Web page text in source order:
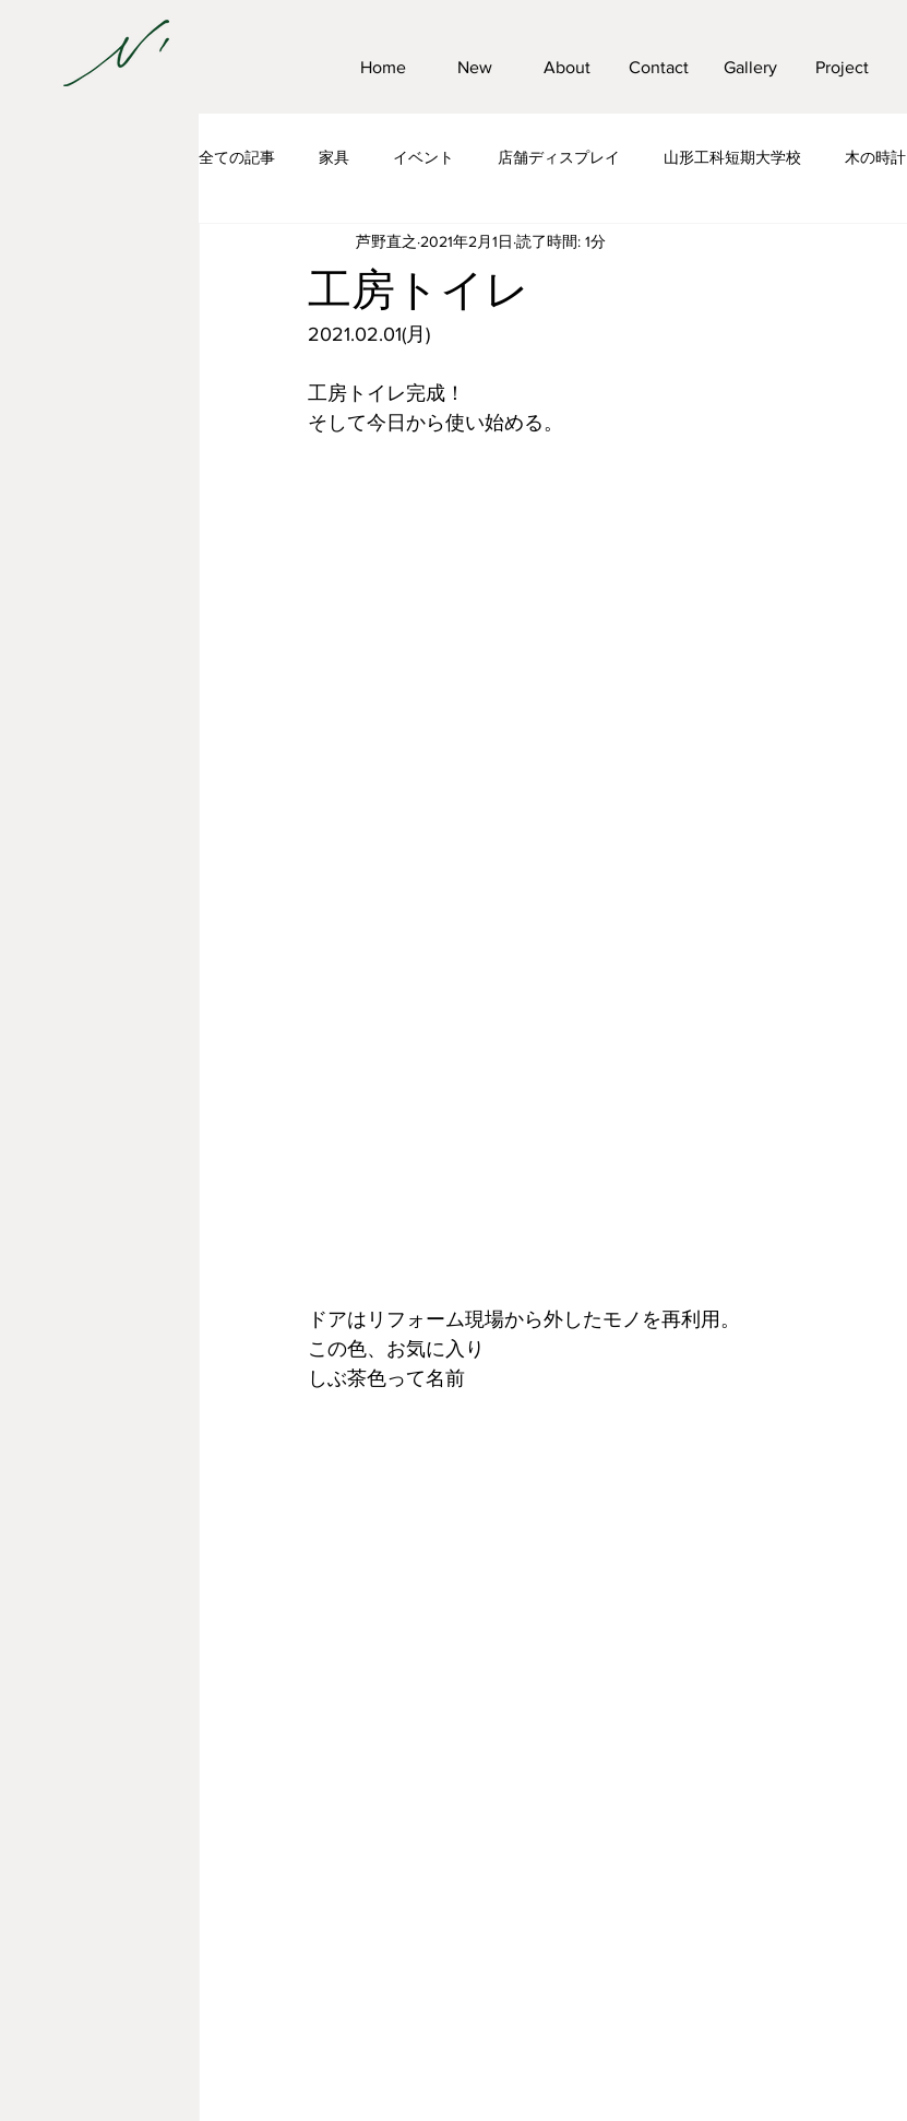
Home New About Contact Gallery Project
全ての記事 家具 イベント 店舗ディスプレイ 山形工科短期大学校 木の時計
家具作家の大工日記
工房トイレ
芦野直之 2021年2月1日 読了時間: 1分
2021.02.01(月)
工房トイレ完成！
そして今日から使い始める。
ドアはリフォーム現場から外したモノを再利用。
この色、お気に入り
しぶ茶色って名前